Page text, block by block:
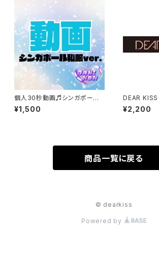
個人30秒動画♬シンガポール
私服ver.
¥1,500
DEAR KISS
黒~
¥2,200
商品一覧に戻る
© dearkiss
Powered by